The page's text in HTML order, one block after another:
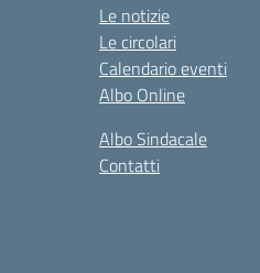
Le notizie
Le circolari
Calendario eventi
Albo Online
Albo Sindacale
Contatti